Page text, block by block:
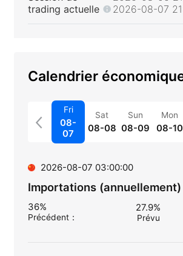
trading actuelle
2026-08-07
Calendrier
Fri
08-
07
Sat
08-08
Sun
08-09
Mon
08-10
2026-08-07 03:00:00
Importations
36%
Précédent：
27.9%
Prévu